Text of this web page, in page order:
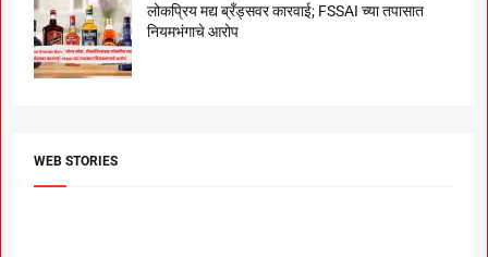
लोकप्रिय मद्य ब्रँड्सवर कारवाई; FSSAI च्या तपासात
नियमभंगाचे आरोप
WEB STORIES